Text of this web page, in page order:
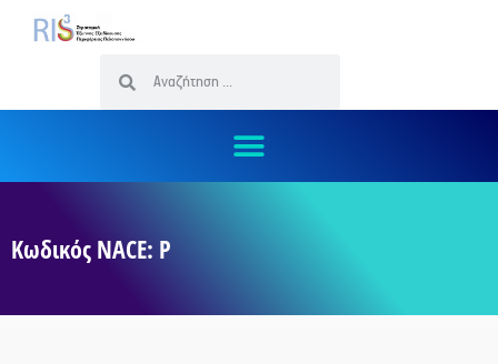
Κωδικός NACE: Ρ